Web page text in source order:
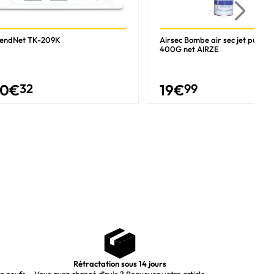
TK-209K
€32
Airsec Bombe air sec jet
400G net AIRZE
19€99
Rétractation sous 14 jours